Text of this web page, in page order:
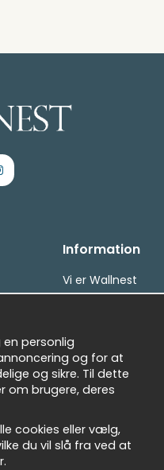
Information
Vi er Wallnest
FAQ
personlig
og for at
og sikre. Til dette
om brugere, deres
cookies eller vælg,
du vil slå fra ved at